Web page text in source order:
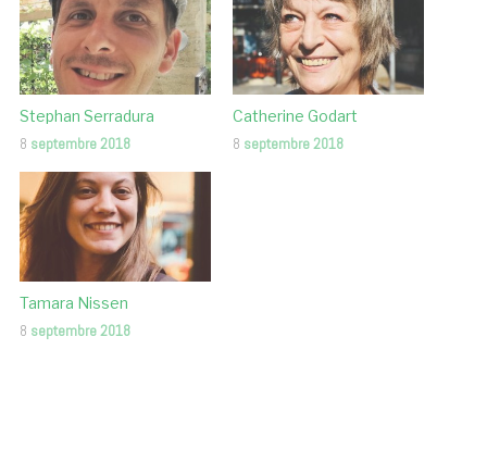
Stephan Serradura
8 septembre 2018
Catherine Godart
8 septembre 2018
Tamara Nissen
8 septembre 2018